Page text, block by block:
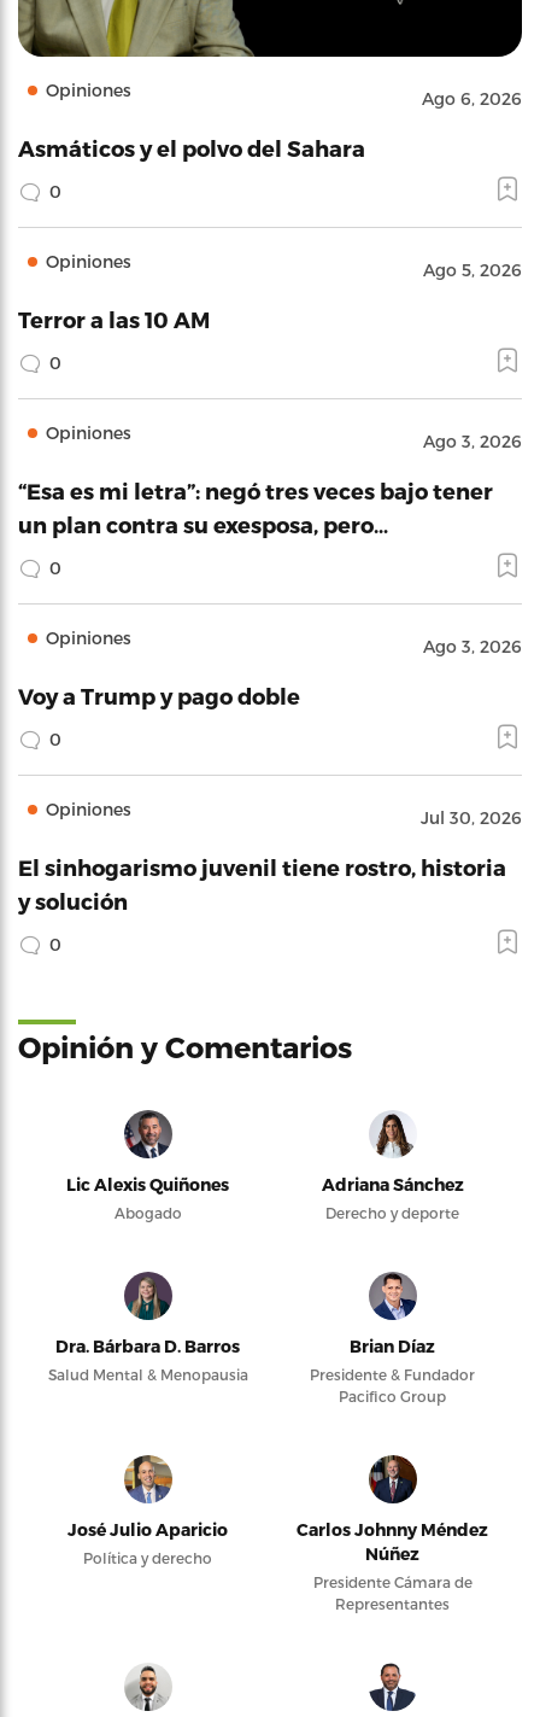
Opiniones Ago 6, 2026
Asmáticos y el polvo del Sahara
0
Opiniones Ago 5, 2026
Terror a las 10 AM
0
Opiniones Ago 3, 2026
“Esa es mi letra”: negó tres veces bajo tener
un plan contra su exesposa, pero…
0
Opiniones Ago 3, 2026
Voy a Trump y pago doble
0
Opiniones Jul 30, 2026
El sinhogarismo juvenil tiene rostro, historia
y solución
0
Opinión y Comentarios
Lic Alexis Quiñones
Abogado
Adriana Sánchez
Derecho y deporte
Dra. Bárbara D. Barros
Salud Mental & Menopausia
Brian Díaz
Presidente & Fundador
Pacifico Group
José Julio Aparicio
Política y derecho
Carlos Johnny Méndez
Núñez
Presidente Cámara de
Representantes